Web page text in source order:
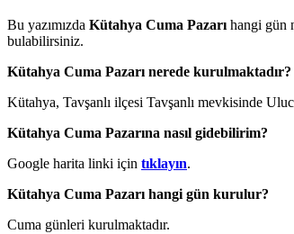
Bu yazımızda Kütahya Cuma Pazarıhangi gün
bulabilirsiniz.
Kütahya Cuma Pazarı nerede kurulmaktadır?
Kütahya, Tavşanlı ilçesi Tavşanlı mevkisinde
Kütahya Cuma Pazarına nasıl gidebilirim?
Google harita linki için tıklayın.
Kütahya Cuma Pazarı hangi gün kurulur?
Cuma günleri kurulmaktadır.